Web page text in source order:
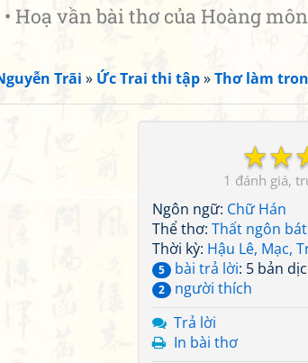
• Hoạ vần bài thơ của Hoàng
Trãi » Ức Trai thi tập»Thơ làm
☆
☆
1
Ngôn ngữ: Chữ Hán
Thể thơ: Thất ngôn
Thời kỳ: Hậu Lê, Mạc,
5 bài trả lời: 5 bản
2
người thích
Trả lời
In bài thơ